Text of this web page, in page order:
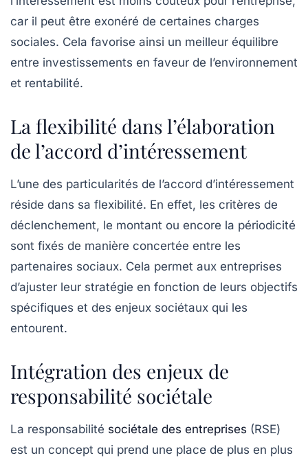
car il peut être exonéré de certaines charges
sociales. Cela favorise ainsi un meilleur équilibre
entre investissements en faveur de l’environnement
et rentabilité.
La flexibilité dans l’élaboration
de l’accord d’intéressement
L’une des particularités de l’accord d’intéressement
réside dans sa flexibilité. En effet, les critères de
déclenchement, le montant ou encore la périodicité
sont fixés de manière concertée entre les
partenaires sociaux. Cela permet aux entreprises
d’ajuster leur stratégie en fonction de leurs objectifs
spécifiques et des enjeux sociétaux qui les
entourent.
Intégration des enjeux de
responsabilité sociétale
La responsabilité sociétale des entreprises (RSE)
est un concept qui prend une place de plus en plus